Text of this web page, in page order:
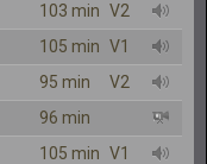
103 min V2
105 min V1
95 min
V2
96 min
105 min V1